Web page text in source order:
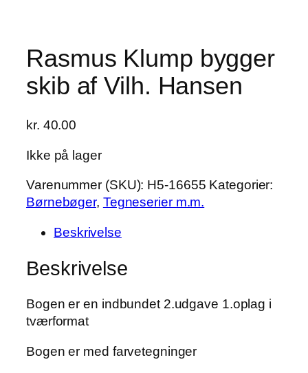
Rasmus Klump bygger
skib af Vilh. Hansen
kr. 40.00
Ikke på lager
Varenummer (SKU): H5-16655 Kategorier:
Børnebøger, Tegneserier m.m.
Beskrivelse
Beskrivelse
Bogen er en indbundet 2.udgave 1.oplag i
tværformat
Bogen er med farvetegninger